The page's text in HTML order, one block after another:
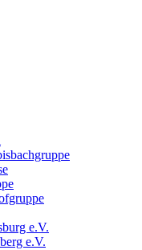
e.V.
e.V.